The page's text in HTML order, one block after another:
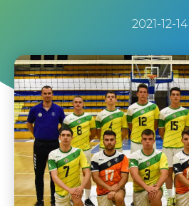
2021-12-14